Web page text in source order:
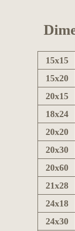
15x15
15x20
20x15
18x24
20x20
20x30
20x60
21x28
24x18
24x30